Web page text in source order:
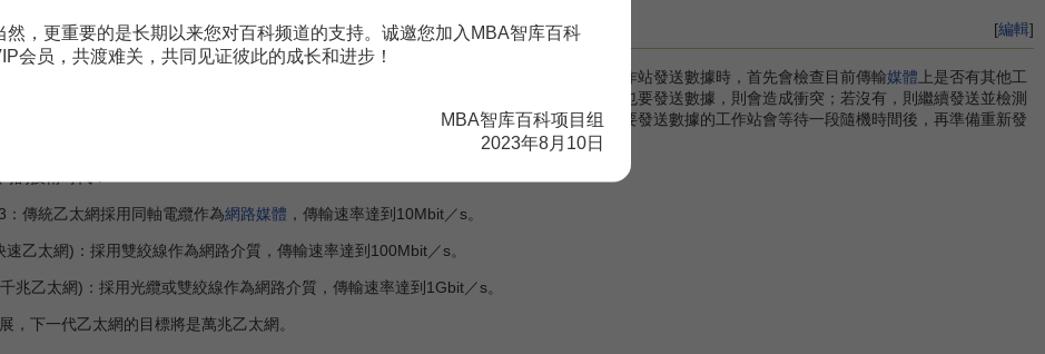
[編輯]
[2]
中採用載波監聽多路訪問／衝突檢測( 。當某工作站發送數據時，首先會檢查目前傳輸媒體 上是否有其他工
通道空閑，則立即發送數據；並再檢查是否有其他工作站也要發送數據，若有其他工作站也要發送數據，則會造成衝突；若沒有，則繼續發送並檢測
當發送數據產生衝突時，則立即停止發送，而要接收數據的工作站，會放棄此筆數據，各要發送數據的工作站會等待一段隨機時間後，再準備重新發
的網路中，
技術時代：
傳統乙太網採用同軸電纜作為網路媒體 ，傳輸速率達到10Mbit／s。
太網)：採用雙絞線作為網路介質，傳輸速率達到100Mbit／s。
乙太網)：採用光纜或雙絞線作為網路介質，傳輸速率達到1Gbit／s。
下一代乙太網的目標將是萬兆乙太網。
然，更重要的是长期以来您对百科频道的支持。诚邀您加入MBA智库百科
会员，共渡难关，共同见证彼此的成长和进步！
MBA智库百科项目组
2023年8月10日